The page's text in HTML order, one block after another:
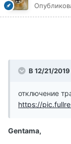
В 12/21/
отключение
https://
Gentama,